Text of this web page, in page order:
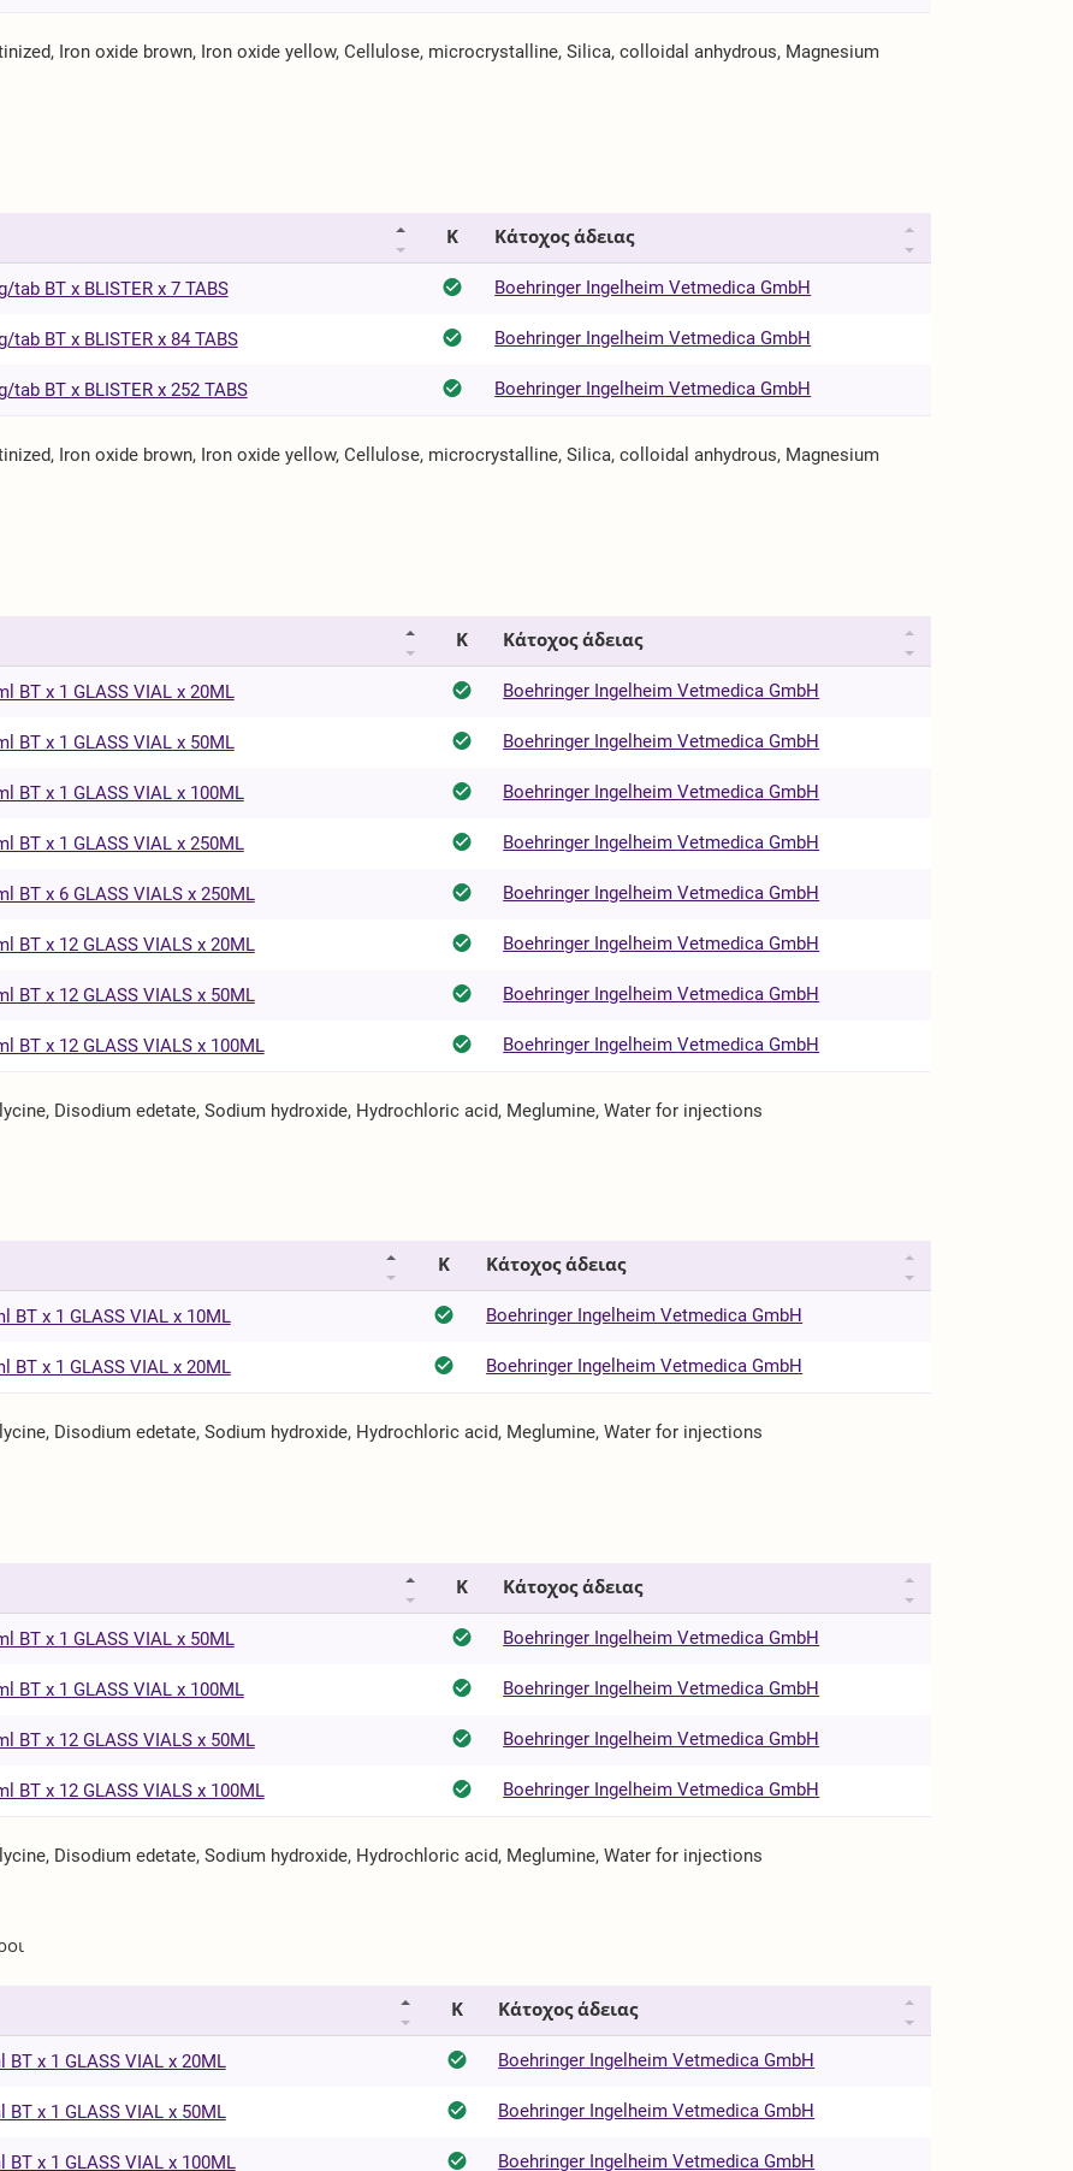
Iron oxide brown, Iron oxide yellow, Cellulose, microcrystalline, Silica, colloidal anhydrous, Magnesium
Κ Κάτοχος άδειας
tab BT x BLISTER x 7 TABS Boehringer Ingelheim Vetmedica GmbH
tab BT x BLISTER x 84 TABS Boehringer Ingelheim Vetmedica GmbH
tab BT x BLISTER x 252 TABS Boehringer Ingelheim Vetmedica GmbH
Iron oxide brown, Iron oxide yellow, Cellulose, microcrystalline, Silica, colloidal anhydrous, Magnesium
Κ Κάτοχος άδειας
BT x 1 GLASS VIAL x 20ML Boehringer Ingelheim Vetmedica GmbH
BT x 1 GLASS VIAL x 50ML Boehringer Ingelheim Vetmedica GmbH
BT x 1 GLASS VIAL x 100ML Boehringer Ingelheim Vetmedica GmbH
BT x 1 GLASS VIAL x 250ML Boehringer Ingelheim Vetmedica GmbH
BT x 6 GLASS VIALS x 250ML Boehringer Ingelheim Vetmedica GmbH
BT x 12 GLASS VIALS x 20ML Boehringer Ingelheim Vetmedica GmbH
BT x 12 GLASS VIALS x 50ML Boehringer Ingelheim Vetmedica GmbH
BT x 12 GLASS VIALS x 100ML Boehringer Ingelheim Vetmedica GmbH
Disodium edetate, Sodium hydroxide, Hydrochloric acid, Meglumine, Water for injections
Κ Κάτοχος άδειας
BT x 1 GLASS VIAL x 10ML Boehringer Ingelheim Vetmedica GmbH
BT x 1 GLASS VIAL x 20ML Boehringer Ingelheim Vetmedica GmbH
Disodium edetate, Sodium hydroxide, Hydrochloric acid, Meglumine, Water for injections
Κ Κάτοχος άδειας
BT x 1 GLASS VIAL x 50ML Boehringer Ingelheim Vetmedica GmbH
BT x 1 GLASS VIAL x 100ML Boehringer Ingelheim Vetmedica GmbH
BT x 12 GLASS VIALS x 50ML Boehringer Ingelheim Vetmedica GmbH
BT x 12 GLASS VIALS x 100ML Boehringer Ingelheim Vetmedica GmbH
Disodium edetate, Sodium hydroxide, Hydrochloric acid, Meglumine, Water for injections
Κ Κάτοχος άδειας
x 1 GLASS VIAL x 20ML Boehringer Ingelheim Vetmedica GmbH
x 1 GLASS VIAL x 50ML Boehringer Ingelheim Vetmedica GmbH
x 1 GLASS VIAL x 100ML Boehringer Ingelheim Vetmedica GmbH